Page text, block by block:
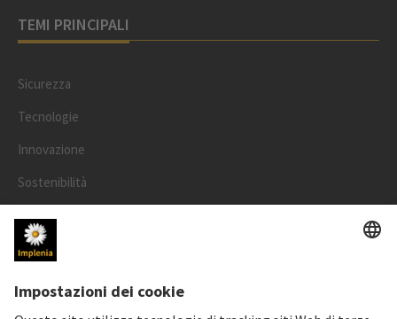
TEMI PRINCIPALI
Sicurezza
Tecnologie
Innovazione
Sostenibilità
Progetti
Persone